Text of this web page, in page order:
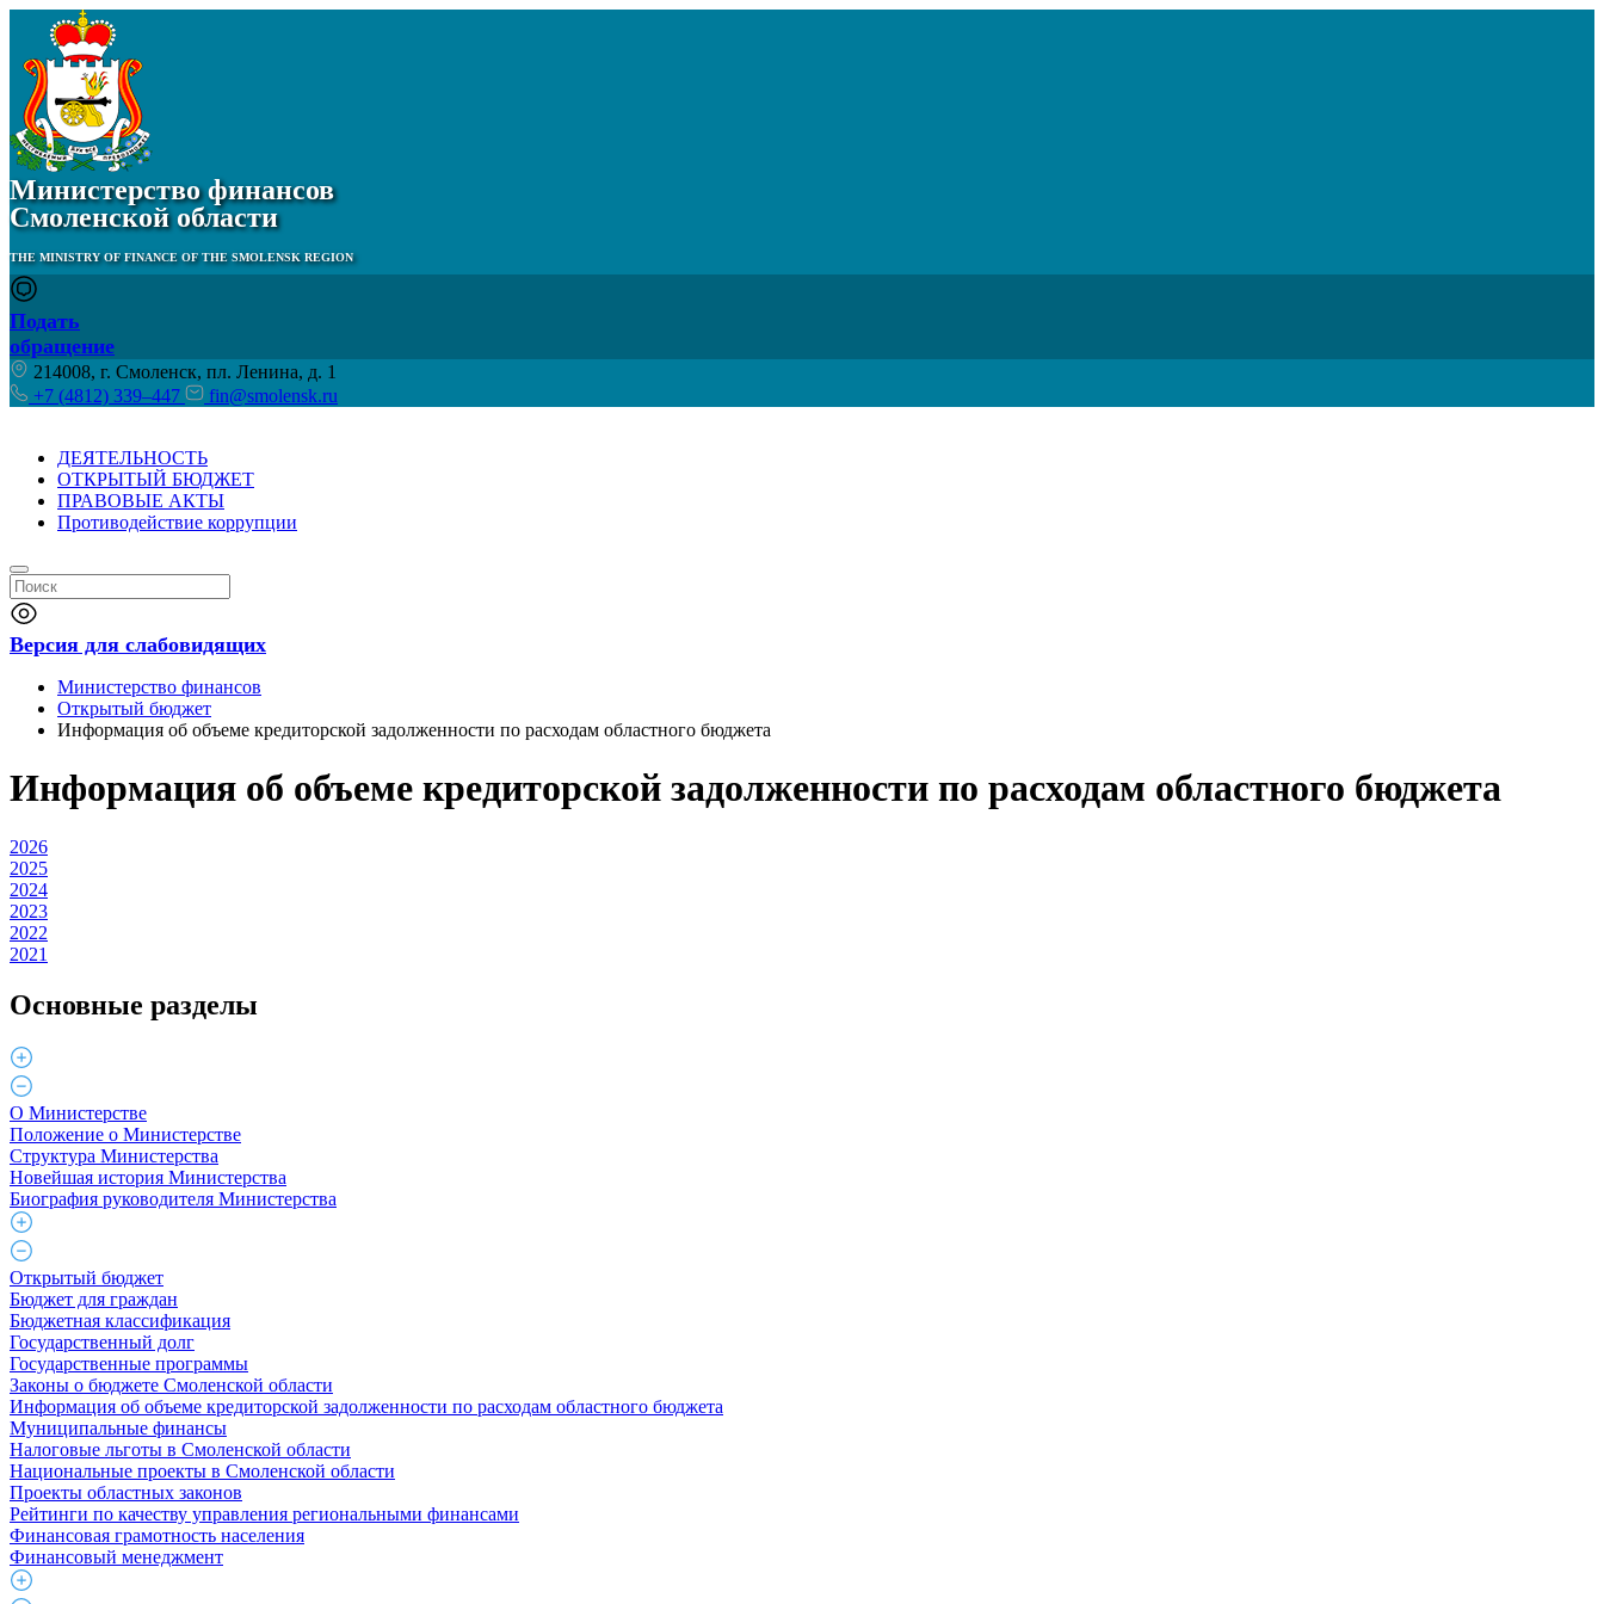
Министерство финансов
Смоленской области
THE MINISTRY OF FINANCE OF THE SMOLENSK REGION
Подать
обращение
214008, г. Смоленск, пл. Ленина, д. 1
+7 (4812) 339–447
fin@smolensk.ru
ДЕЯТЕЛЬНОСТЬ
ОТКРЫТЫЙ БЮДЖЕТ
ПРАВОВЫЕ АКТЫ
Противодействие коррупции
Версия для слабовидящих
Министерство финансов
Открытый бюджет
Информация об объеме кредиторской задолженности по расходам областного бюджета
Информация об объеме кредиторской задолженности по расходам областного бюджета
2026
2025
2024
2023
2022
2021
Основные разделы
О Министерстве
Положение о Министерстве
Структура Министерства
Новейшая история Министерства
Биография руководителя Министерства
Открытый бюджет
Бюджет для граждан
Бюджетная классификация
Государственный долг
Государственные программы
Законы о бюджете Смоленской области
Информация об объеме кредиторской задолженности по расходам областного бюджета
Муниципальные финансы
Налоговые льготы в Смоленской области
Национальные проекты в Смоленской области
Проекты областных законов
Рейтинги по качеству управления региональными финансами
Финансовая грамотность населения
Финансовый менеджмент